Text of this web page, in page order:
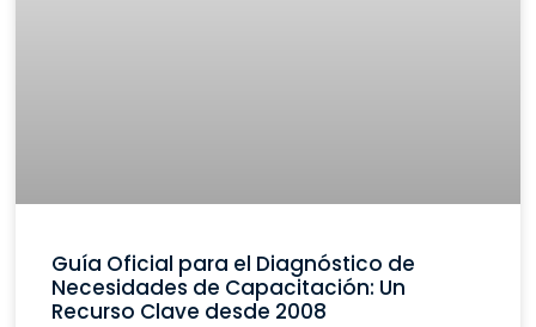
Guía Oficial para el Diagnóstico de
Necesidades de Capacitación: Un
Recurso Clave desde 2008